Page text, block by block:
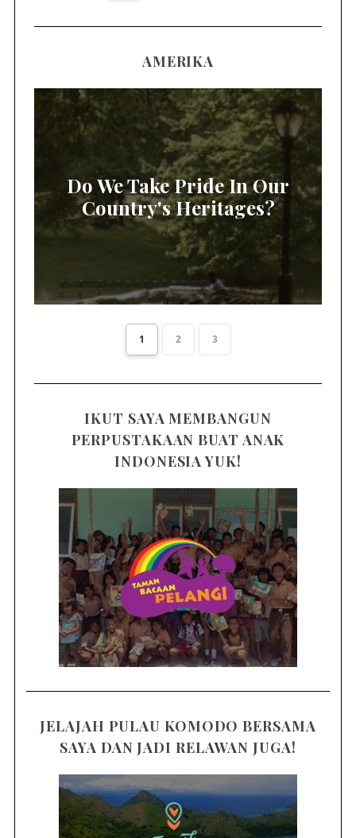
AMERIKA
Do We Take Pride In Our
Country's Heritages?
1 2 3
IKUT SAYA MEMBANGUN
PERPUSTAKAAN BUAT ANAK
INDONESIA YUK!
JELAJAH PULAU KOMODO BERSAMA
SAYA DAN JADI RELAWAN JUGA!